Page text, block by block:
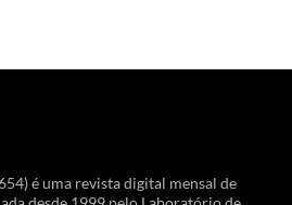
é uma revista digital mensal de